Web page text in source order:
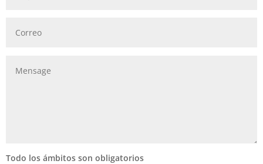
Todo los ámbitos son obligatorios